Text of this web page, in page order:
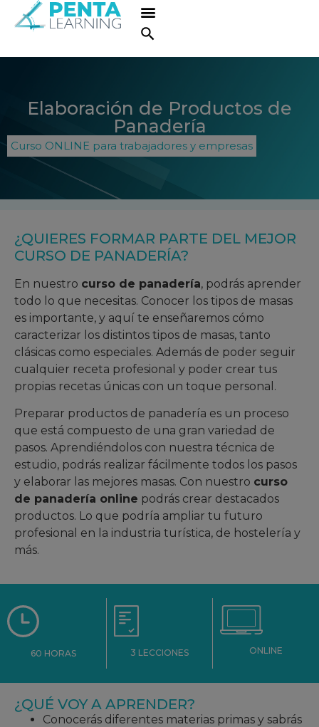
Elaboración de Productos de
Panadería
Curso ONLINE para trabajadores y empresas
¿QUIERES FORMAR PARTE DEL MEJOR
CURSO DE PANADERÍA?
En nuestro curso de panadería, podrás aprender
todo lo que necesitas. Conocer los tipos de masas
es importante, y aquí te enseñaremos cómo
caracterizar los distintos tipos de masas, tanto
clásicas como especiales. Además de poder seguir
cualquier receta profesional y poder crear tus
propias recetas únicas con un toque personal.
Preparar productos de panadería es un proceso
que está compuesto de una gran variedad de
pasos. Aprendiéndolos con nuestra técnica de
estudio, podrás realizar fácilmente todos los pasos
y elaborar las mejores masas. Con nuestro curso
de panadería online podrás crear destacados
productos. Lo que podría ampliar tu futuro
profesional en la industria turística, de hostelería y
más.
60 HORAS 3 LECCIONES ONLINE
¿QUÉ VOY A APRENDER?
Conocerás diferentes materias primas y sabrás